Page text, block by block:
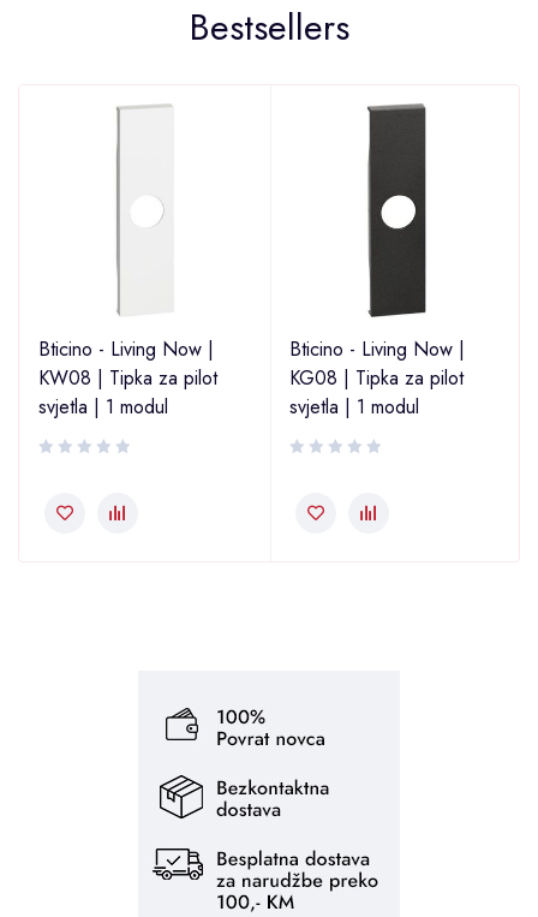
Bestsellers
Bticino - Living Now |
KW08 | Tipka za pilot
svjetla | 1 modul
Bticino - Living Now |
KG08 | Tipka za pilot
svjetla | 1 modul